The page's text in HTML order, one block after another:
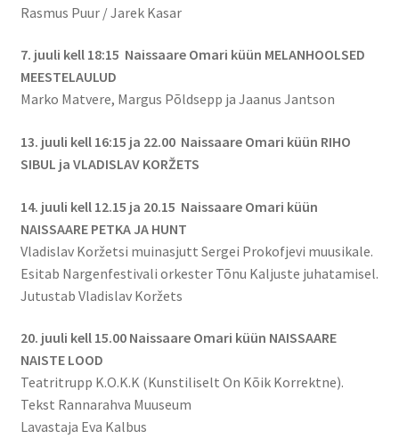
Rasmus Puur / Jarek Kasar
7. juuli kell 18:15 Naissaare Omari küün MELANHOOLSED
MEESTELAULUD
Marko Matvere, Margus Põldsepp ja Jaanus Jantson
13. juuli kell 16:15 ja 22.00 Naissaare Omari küün RIHO
SIBUL ja VLADISLAV KORŽETS
14. juuli kell 12.15 ja 20.15 Naissaare Omari küün
NAISSAARE PETKA JA HUNT
Vladislav Koržetsi muinasjutt Sergei Prokofjevi muusikale.
Esitab Nargenfestivali orkester Tõnu Kaljuste juhatamisel.
Jutustab Vladislav Koržets
20. juuli kell 15.00 Naissaare Omari küün NAISSAARE
NAISTE LOOD
Teatritrupp K.O.K.K (Kunstiliselt On Kõik Korrektne).
Tekst Rannarahva Muuseum
Lavastaja Eva Kalbus